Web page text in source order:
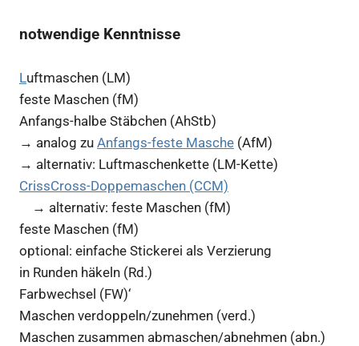
notwendige Kenntnisse
Luftmaschen (LM)
feste Maschen (fM)
Anfangs-halbe Stäbchen (AhStb)
→ analog zu Anfangs-feste Masche (AfM)
→ alternativ: Luftmaschenkette (LM-Kette)
CrissCross-Doppemaschen (CCM)
→ alternativ: feste Maschen (fM)
feste Maschen (fM)
optional: einfache Stickerei als Verzierung
in Runden häkeln (Rd.)
Farbwechsel (FW)‘
Maschen verdoppeln/zunehmen (verd.)
Maschen zusammen abmaschen/abnehmen (abn.)